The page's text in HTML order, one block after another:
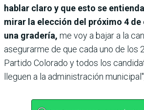
hablar claro y que esto se
mirar la elección del próximo 4
una gradería, me voy a bajar a la
asegurarme de que cada uno de los
Partido Colorado y todos los
lleguen a la administración